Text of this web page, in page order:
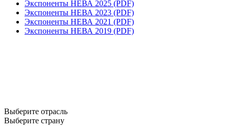
Экспоненты НЕВА 2025 (PDF)
Экспоненты НЕВА 2023 (PDF)
Экспоненты НЕВА 2021 (PDF)
Экспоненты НЕВА 2019 (PDF)
Выберите отрасль
Выберите страну